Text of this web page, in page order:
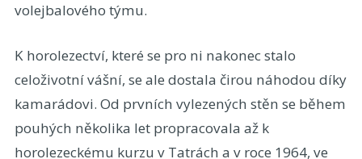
volejbalového týmu.
K horolezectví, které se pro ni nakonec stalo
celoživotní vášní, se ale dostala čirou náhodou díky
kamarádovi. Od prvních vylezených stěn se během
pouhých několika let propracovala až k
horolezeckému kurzu v Tatrách a v roce 1964, ve